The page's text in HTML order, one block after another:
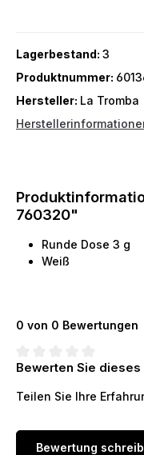
Lagerbestand: 3
Produktnummer:
Hersteller: La Tromba
760320"
Runde Dose 3 g
Weiß
0 von 0 Bewertungen
Durchschnittliche
Bewerten Sie dieses
Teilen Sie Ihre
Bewertung